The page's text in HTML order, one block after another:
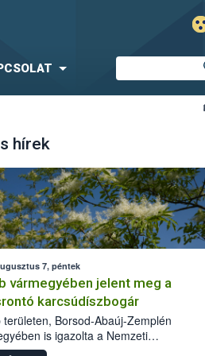
hírek
7, péntek
vármegyében jelent meg a
karcsúdíszbogár
területen, Borsod-Abaúj-Zemplén
is igazolta a Nemzeti
biztonsági Hivatal (Nébih) a